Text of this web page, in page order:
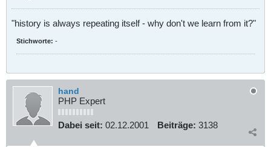
"history is always repeating itself - why don't we learn from it?"
Stichworte: -
hand
PHP Expert
Dabei seit: 02.12.2001 Beiträge: 3138